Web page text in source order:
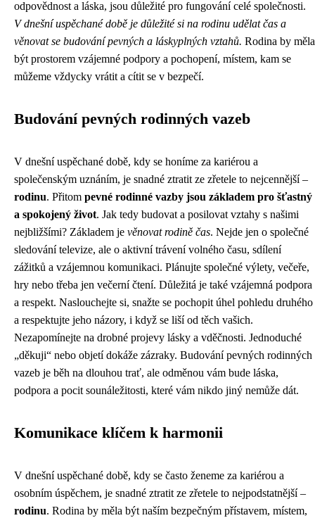
odpovědnost a láska, jsou důležité pro fungování celé společnosti.
V dnešní uspěchané době je důležité si na rodinu udělat čas a
věnovat se budování pevných a láskyplných vztahů. Rodina by měla
být prostorem vzájemné podpory a pochopení, místem, kam se
můžeme vždycky vrátit a cítit se v bezpečí.
Budování pevných rodinných vazeb
V dnešní uspěchané době, kdy se honíme za kariérou a
společenským uznáním, je snadné ztratit ze zřetele to nejcennější –
rodinu. Přitom pevné rodinné vazby jsou základem pro šťastný
a spokojený život. Jak tedy budovat a posilovat vztahy s našimi
nejbližšími? Základem je věnovat rodině čas. Nejde jen o společné
sledování televize, ale o aktivní trávení volného času, sdílení
zážitků a vzájemnou komunikaci. Plánujte společné výlety, večeře,
hry nebo třeba jen večerní čtení. Důležitá je také vzájemná podpora
a respekt. Naslouchejte si, snažte se pochopit úhel pohledu druhého
a respektujte jeho názory, i když se liší od těch vašich.
Nezapomínejte na drobné projevy lásky a vděčnosti. Jednoduché
„děkuji“ nebo objetí dokáže zázraky. Budování pevných rodinných
vazeb je běh na dlouhou trať, ale odměnou vám bude láska,
podpora a pocit sounáležitosti, které vám nikdo jiný nemůže dát.
Komunikace klíčem k harmonii
V dnešní uspěchané době, kdy se často ženeme za kariérou a
osobním úspěchem, je snadné ztratit ze zřetele to nejpodstatnější –
rodinu. Rodina by měla být naším bezpečným přístavem, místem,